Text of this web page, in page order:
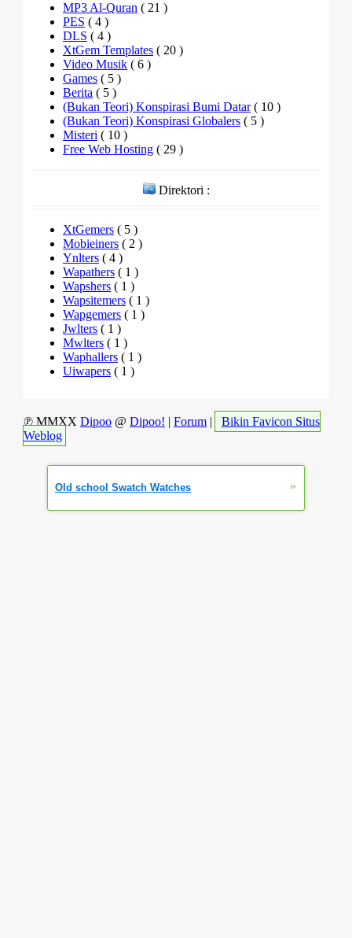
MP3 Al-Quran ( 21 )
PES ( 4 )
DLS ( 4 )
XtGem Templates ( 20 )
Video Musik ( 6 )
Games ( 5 )
Berita ( 5 )
(Bukan Teori) Konspirasi Bumi Datar( 10 )
(Bukan Teori) Konspirasi Globalers ( 5 )
Misteri ( 10 )
Free Web Hosting ( 29 )
Direktori :
XtGemers ( 5 )
Mobieiners ( 2 )
Ynlters ( 4 )
Wapathers ( 1 )
Wapshers ( 1 )
Wapsitemers ( 1 )
Wapgemers ( 1 )
Jwlters ( 1 )
Mwlters ( 1 )
Waphallers ( 1 )
Uiwapers ( 1 )
℗ MMXX Dipoo @ Dipoo! | Forum |
Bikin Favicon Situs
Weblog
Old school Swatch Watches »